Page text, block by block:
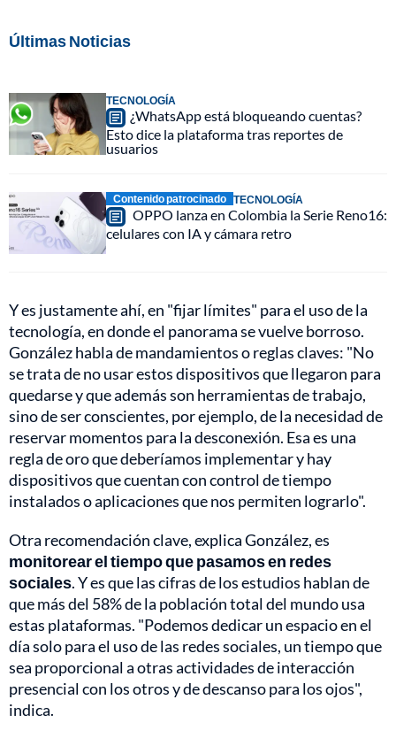
Últimas Noticias
TECNOLOGÍA
¿WhatsApp está bloqueando cuentas?
Esto dice la plataforma tras reportes de
usuarios
Contenido patrocinado TECNOLOGÍA
OPPO lanza en Colombia la Serie Reno16:
celulares con IA y cámara retro
Y es justamente ahí, en "fijar límites" para el uso de la
tecnología, en donde el panorama se vuelve borroso.
González habla de mandamientos o reglas claves: "No
se trata de no usar estos dispositivos que llegaron para
quedarse y que además son herramientas de trabajo,
sino de ser conscientes, por ejemplo, de la necesidad de
reservar momentos para la desconexión. Esa es una
regla de oro que deberíamos implementar y hay
dispositivos que cuentan con control de tiempo
instalados o aplicaciones que nos permiten lograrlo".
Otra recomendación clave, explica González, es
monitorear el tiempo que pasamos en redes
sociales. Y es que las cifras de los estudios hablan de
que más del 58% de la población total del mundo usa
estas plataformas. "Podemos dedicar un espacio en el
día solo para el uso de las redes sociales, un tiempo que
sea proporcional a otras actividades de interacción
presencial con los otros y de descanso para los ojos",
indica.